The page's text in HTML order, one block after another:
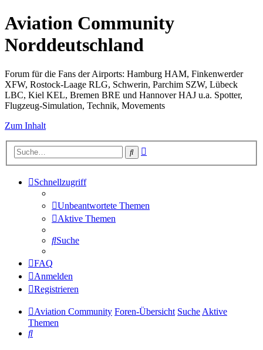
Aviation Community
Norddeutschland
Forum für die Fans der Airports: Hamburg HAM, Finkenwerder
XFW, Rostock-Laage RLG, Schwerin, Parchim SZW, Lübeck
LBC, Kiel KEL, Bremen BRE und Hannover HAJ u.a. Spotter,
Flugzeug-Simulation, Technik, Movements
Zum Inhalt
Suche
Schnellzugriff
Unbeantwortete Themen
Aktive Themen
Suche
FAQ
Anmelden
Registrieren
Aviation Community Foren-Übersicht SucheAktive
Themen
Suche